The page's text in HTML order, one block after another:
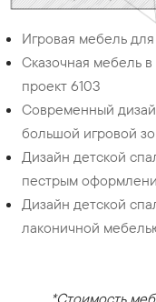
Игровая мебель
Сказочная мебель
проект 6103
Современный
большой игровой
Дизайн детской
пестрым
Дизайн детской
лаконичной
*Стоимость